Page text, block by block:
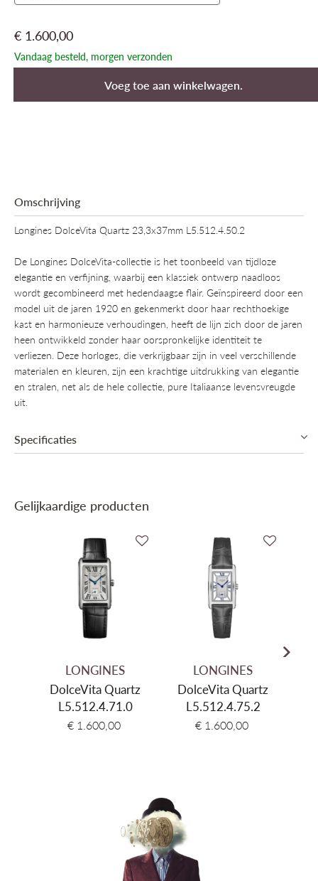
€ 1.600,00
Vandaag besteld, morgen verzonden
Voeg toe aan winkelwagen.
Omschrijving
Longines DolceVita Quartz 23,3x37mm L5.512.4.50.2
De Longines DolceVita-collectie is het toonbeeld van tijdloze
elegantie en verfijning, waarbij een klassiek ontwerp naadloos
wordt gecombineerd met hedendaagse flair. Geïnspireerd door een
model uit de jaren 1920 en gekenmerkt door haar rechthoekige
kast en harmonieuze verhoudingen, heeft de lijn zich door de jaren
heen ontwikkeld zonder haar oorspronkelijke identiteit te
verliezen. Deze horloges, die verkrijgbaar zijn in veel verschillende
materialen en kleuren, zijn een krachtige uitdrukking van elegantie
en stralen, net als de hele collectie, pure Italiaanse levensvreugde
uit.
Specificaties
Mechanisme
Quartz (Batterij)
Materiaal kast
Kleur wijzerplaat
Zwart
Materiaal armband
Alligatorleder
3 ATM Spat-waterdicht (30 meter)
2 jaar internationaal
Gelijkaardige producten
LONGINES
DolceVita Quartz
L5.512.4.71.0
€ 1.600,00
LONGINES
DolceVita Quartz
L5.512.4.75.2
€ 1.600,00